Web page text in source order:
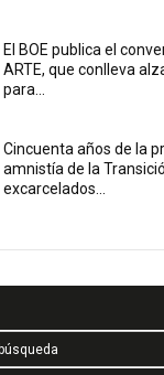
El BOE publica el
ARTE, que conlleva
para...
Cincuenta años de la
amnistía de la
excarcelados...